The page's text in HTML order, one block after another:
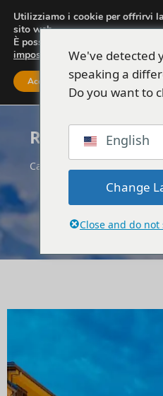
Regione di
Casa
We've detected
speaking a
Do you want to
English
Change
Close and do
Utilizziamo i cookie per offrirvi
sito web.
È possibile scoprire quali
impostazioni.
Accettare Impostazioni